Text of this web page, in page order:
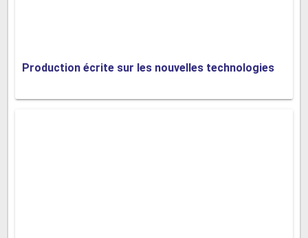
Production écrite sur les nouvelles technologies